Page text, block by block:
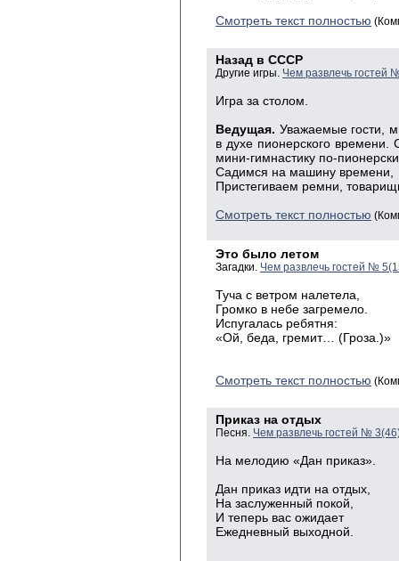
Смотреть текст полностью
Назад в СССР
Другие игры. Чем развлечь гостей
Игра за столом.
Ведущая. Уважаемые гости,
в духе пионерского
мини-гимнастику по-
Садимся на машину времени,
Пристегиваем ремни,
Смотреть текст полностью
Это было летом
Загадки. Чем развлечь гостей №
Туча с ветром налетела,
Громко в небе загремело.
Испугалась ребятня:
«Ой, беда, гремит… (Гроза.)»
Смотреть текст полностью
Приказ на отдых
Песня. Чем развлечь гостей №
На мелодию «Дан приказ».
Дан приказ идти на отдых,
На заслуженный покой,
И теперь вас ожидает
Ежедневный выходной.